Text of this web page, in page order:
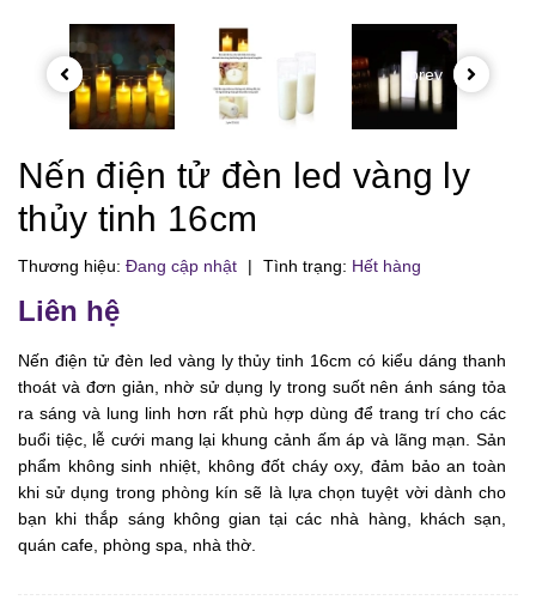
prev
Nến điện tử đèn led vàng ly
thủy tinh 16cm
Thương hiệu: Đang cập nhật | Tình trạng: Hết hàng
Liên hệ
Nến điện tử đèn led vàng ly thủy tinh 16cm có kiểu dáng thanh
thoát và đơn giản, nhờ sử dụng ly trong suốt nên ánh sáng tỏa
ra sáng và lung linh hơn rất phù hợp dùng để trang trí cho các
buổi tiệc, lễ cưới mang lại khung cảnh ấm áp và lãng mạn. Sản
phẩm không sinh nhiệt, không đốt cháy oxy, đảm bảo an toàn
khi sử dụng trong phòng kín sẽ là lựa chọn tuyệt vời dành cho
bạn khi thắp sáng không gian tại các nhà hàng, khách sạn,
quán cafe, phòng spa, nhà thờ.